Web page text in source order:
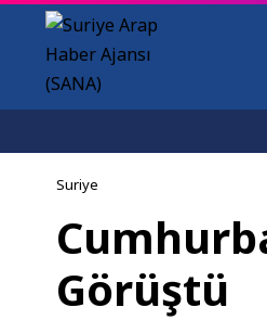
Suriye
Görüştü